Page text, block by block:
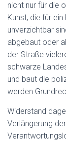
nicht nur für die
Kunst, die für
unverzichtbar
abgebaut oder
der Straße
schwarze
und baut die
werden
Widerstand
Verlängerung